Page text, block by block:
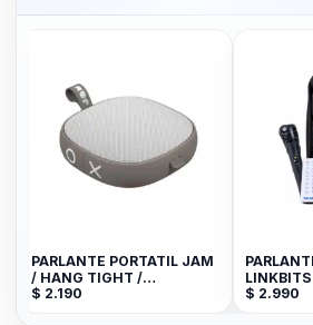
PARLANTE PORTATIL JAM
/ HANG TIGHT /
BLUETOOTH / GRIS
$2.190
$2.990